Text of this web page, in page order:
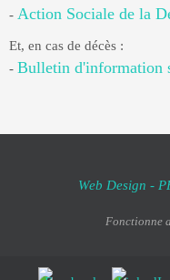
- Action Sociale de la
Et, en cas de décès :
- Bulletin d'information
Web Design -
Fonctionne